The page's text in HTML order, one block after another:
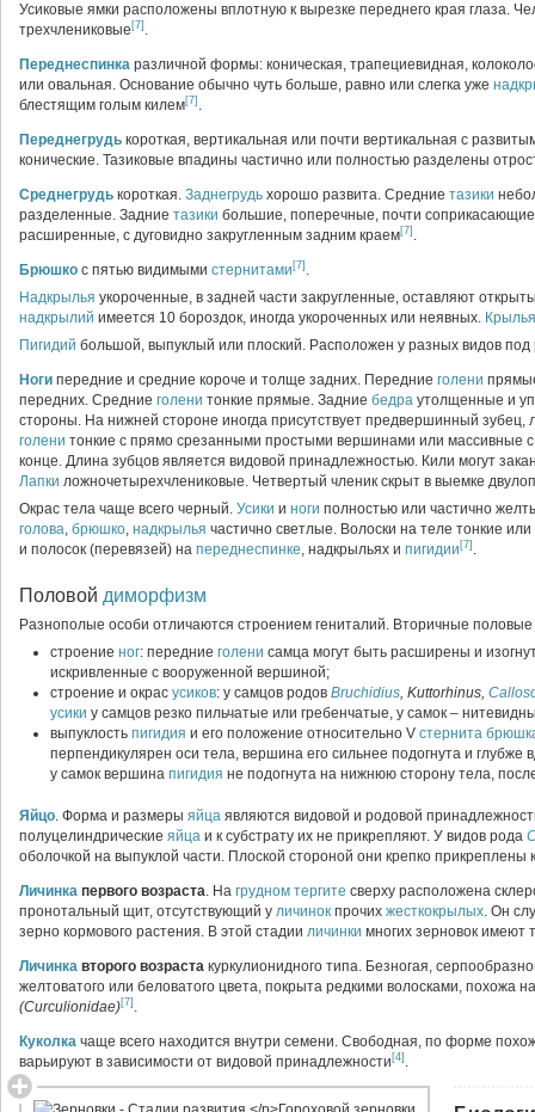
Усиковые ямки расположены вплотную к вырезке переднего края глаза.
трехчлениковые [7] .
Переднеспинка различной формы: коническая, трапециевидная,
или овальная. Основание обычно чуть больше, равно или слегка уже
блестящим голым килем[7] .
Переднегрудь короткая, вертикальная или почти вертикальная с
конические. Тазиковые впадины частично или полностью разделены
Среднегрудь короткая. Заднегрудь хорошо развита. Средние тазики
разделенные. Задние тазики большие, поперечные, почти
расширенные, с дуговидно закругленным задним краем[7] .
Брюшко с пятью видимыми стернитами [7] .
Надкрылья укороченные, в задней части закругленные, оставляют
надкрылий имеется 10 бороздок, иногда укороченных или неявных. Крылья
Пигидий большой, выпуклый или плоский. Расположен у разных видов под
Ноги передние и средние короче и толще задних. Передние голени
передних. Средние голени тонкие прямые. Задние бедра утолщенные и
стороны. На нижней стороне иногда присутствует предвершинный зубец,
голени тонкие с прямо срезанными простыми вершинами или массивные
конце. Длина зубцов является видовой принадлежностью. Кили могут
Лапки ложночетырехчлениковые. Четвертый членик скрыт в выемке
Окрас тела чаще всего черный. Усики и ноги полностью или частично
голова, брюшко, надкрылья частично светлые. Волоски на теле тонкие
и полосок (перевязей) на переднеспинке, надкрыльях и пигидии [7] .
Половой диморфизм
Разнополые особи отличаются строением гениталий. Вторичные половые
строение ног: передние голени самца могут быть расширены и
искривленные с вооруженной вершиной;
строение и окрас усиков: у самцов родов Bruchidius, Kuttorhinus,
усики у самцов резко пильчатые или гребенчатые, у самок –
выпуклость пигидия и его положение относительно V стернита
перпендикулярен оси тела, вершина его сильнее подогнута и
у самок вершина пигидия не подогнута на нижнюю сторону тела,
Яйцо. Форма и размеры яйца являются видовой и родовой
полуцелиндрические яйца и к субстрату их не прикрепляют. У видов рода
оболочкой на выпуклой части. Плоской стороной они крепко
Личинка первого возраста. На грудном тергите сверху расположена
пронотальный щит, отсутствующий у личинок прочих жесткокрылых. Он
зерно кормового растения. В этой стадии личинки многих зерновок имеют
Личинка второго возраста куркулионидного типа. Безногая,
желтоватого или беловатого цвета, покрыта редкими волосками, похожа
(Curculionidae)[7] .
Куколка чаще всего находится внутри семени. Свободная, по форме
варьируют в зависимости от видовой принадлежности [4] .